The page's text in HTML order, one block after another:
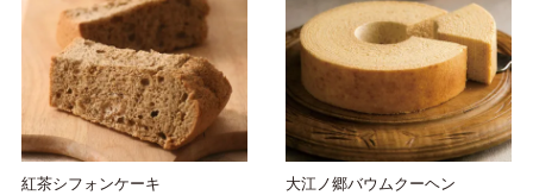
紅茶シフォンケーキ 大江ノ郷バウムクーヘン